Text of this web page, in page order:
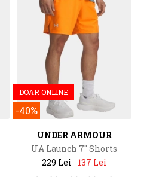
DOAR ONLINE
-40%
UNDER ARMOUR
UA Launch 7'' Shorts
229 Lei
137 Lei